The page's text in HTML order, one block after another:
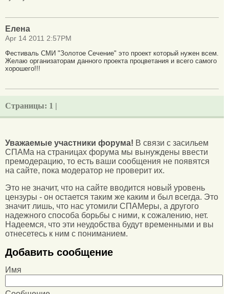
Елена
Apr 14 2011 2:57PM
Фестиваль СМИ "Золотое Сечение" это проект который нужен всем.
Желаю организаторам данного проекта процветания и всего самого
хорошего!!!
Страницы: 1 |
Уважаемые участники форума! В связи с засильем
СПАМа на страницах форума мы вынуждены ввести
премодерацию, то есть ваши сообщения не появятся
на сайте, пока модератор не проверит их.
Это не значит, что на сайте вводится новый уровень
цензуры - он остается таким же каким и был всегда. Это
значит лишь, что нас утомили СПАМеры, а другого
надежного способа борьбы с ними, к сожалению, нет.
Надеемся, что эти неудобства будут временными и вы
отнесетесь к ним с пониманием.
Добавить сообщение
Имя